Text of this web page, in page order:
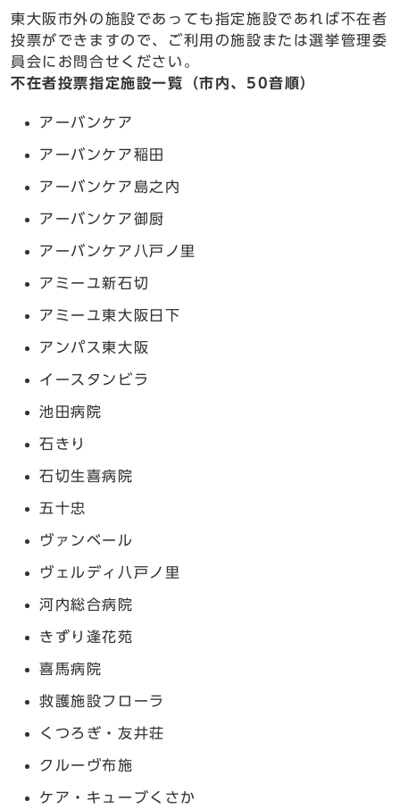
東大阪市外の施設であっても指定施設であれば不在者
投票ができますので、ご利用の施設または選挙管理委
員会にお問合せください。
不在者投票指定施設一覧（市内、50音順）
アーバンケア
アーバンケア稲田
アーバンケア島之内
アーバンケア御厨
アーバンケア八戸ノ里
アミーユ新石切
アミーユ東大阪日下
アンパス東大阪
イースタンビラ
池田病院
石きり
石切生喜病院
五十忠
ヴァンベール
ヴェルディ八戸ノ里
河内総合病院
きずり逢花苑
喜馬病院
救護施設フローラ
くつろぎ・友井荘
クルーヴ布施
ケア・キューブくさか